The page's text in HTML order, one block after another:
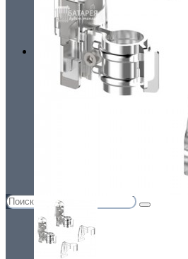
Украина, г.Киев. ул.
Валюта
€ Euro
НАСТЕННЫЕ